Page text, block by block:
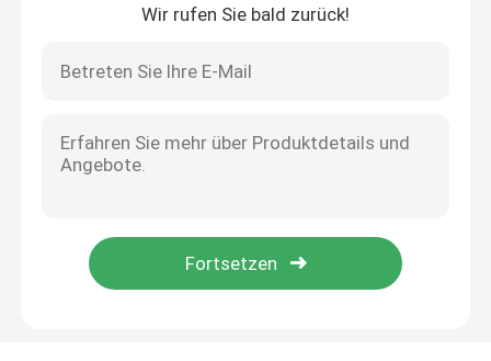
Wir rufen Sie bald zurück!